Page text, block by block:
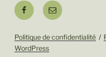
Facebook
E-
mail
Politique de confidentialité
WordPress